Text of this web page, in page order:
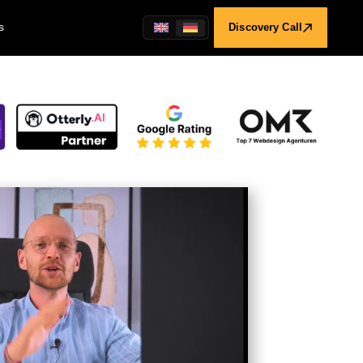
Discovery Call